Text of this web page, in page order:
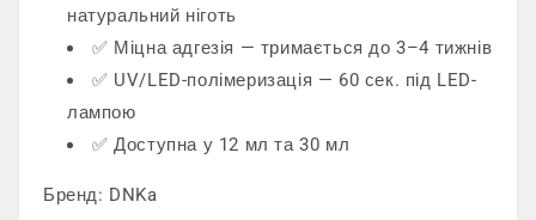
натуральний ніготь
✅ Міцна адгезія — тримається до 3–4 тижнів
✅ UV/LED-полімеризація — 60 сек. під LED-
лампою
✅ Доступна у 12 мл та 30 мл
Бренд: DNKa